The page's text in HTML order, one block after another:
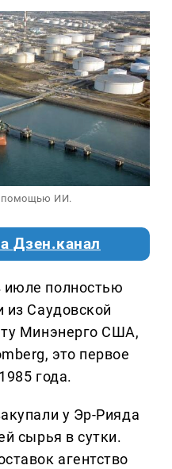
помощью ИИ.
Дзен.канал
полностью
из Саудовской
Минэнерго США,
это первое
года.
у Эр-Рияда
сырья в сутки.
агентство